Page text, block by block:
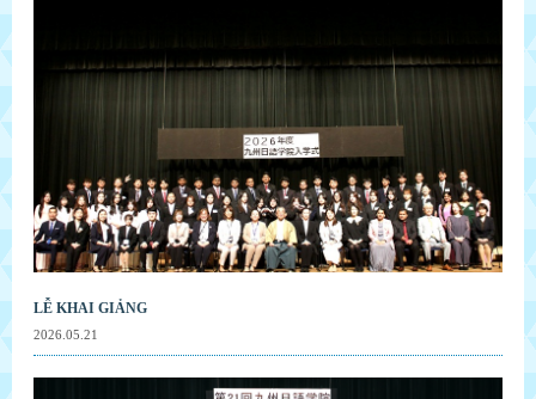
LỄ KHAI GIẢNG
2026.05.21